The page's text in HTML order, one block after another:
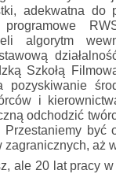
adekwatna do
programowe
algorytm
Szkołą
pozyskiwanie
i
odchodzić
być
aż
ale 20 lat pracy